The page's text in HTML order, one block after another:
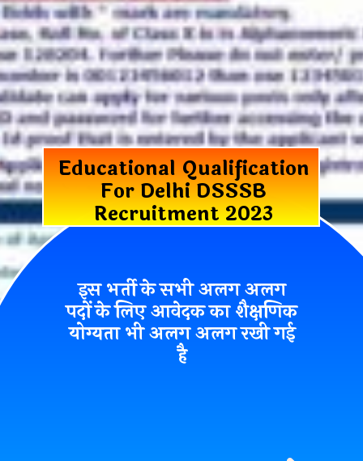
Educational Qualification
For Delhi DSSSB
Recruitment 2023
इस भर्ती के सभी अलग अलग
पदों के लिए आवेदक का शैक्षणिक
योग्यता भी अलग अलग रखी गई
है